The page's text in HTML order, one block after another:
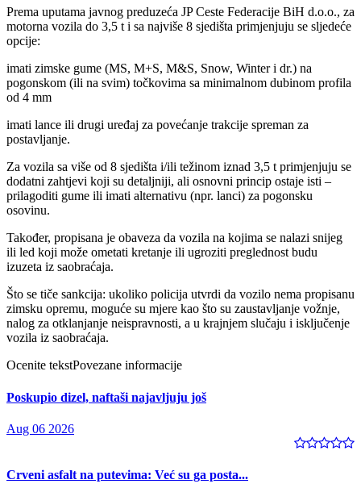
Prema uputama javnog preduzeća JP Ceste Federacije BiH d.o.o., za
motorna vozila do 3,5 t i sa najviše 8 sjedišta primjenjuju se sljedeće
opcije:
imati zimske gume (MS, M+S, M&S, Snow, Winter i dr.) na
pogonskom (ili na svim) točkovima sa minimalnom dubinom profila
od 4 mm
imati lance ili drugi uređaj za povećanje trakcije spreman za
postavljanje.
Za vozila sa više od 8 sjedišta i/ili težinom iznad 3,5 t primjenjuju se
dodatni zahtjevi koji su detaljniji, ali osnovni princip ostaje isti –
prilagoditi gume ili imati alternativu (npr. lanci) za pogonsku
osovinu.
Također, propisana je obaveza da vozila na kojima se nalazi snijeg
ili led koji može ometati kretanje ili ugroziti preglednost budu
izuzeta iz saobraćaja.
Što se tiče sankcija: ukoliko policija utvrdi da vozilo nema propisanu
zimsku opremu, moguće su mjere kao što su zaustavljanje vožnje,
nalog za otklanjanje neispravnosti, a u krajnjem slučaju i isključenje
vozila iz saobraćaja.
Ocenite tekstPovezane informacije
Poskupio dizel, naftaši najavljuju još
Aug 06 2026
Crveni asfalt na putevima: Već su ga posta...